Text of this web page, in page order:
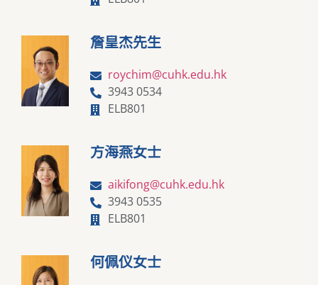
詹皇杰先生
roychim@cuhk.edu.hk
3943 0534
ELB801
方海燕女士
aikifong@cuhk.edu.hk
3943 0535
ELB801
何佩仪女士